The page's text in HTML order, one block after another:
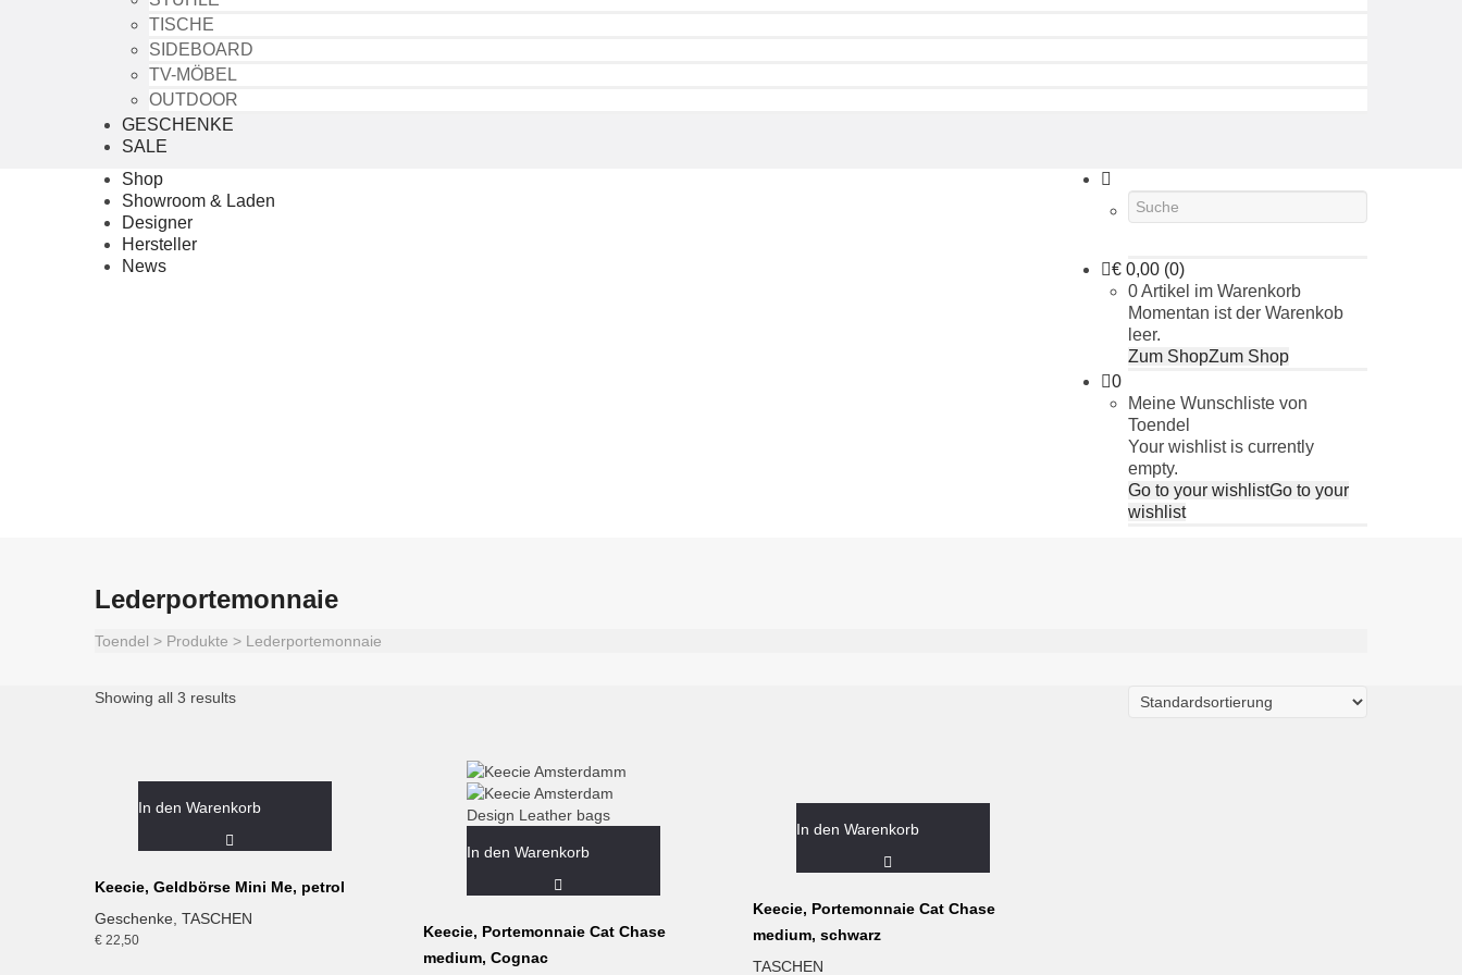
TISCHE
SIDEBOARD
TV-MÖBEL
OUTDOOR
GESCHENKE
SALE
Shop
Showroom & Laden
Designer
Hersteller
News
€ 0,00 (0)
0 Artikel im Warenkorb
Momentan ist der Warenkob
leer.
Zum ShopZum Shop
0
Meine Wunschliste von
Toendel
Your wishlist is currently
empty.
Go to your wishlistGo to your
wishlist
Lederportemonnaie
Toendel > Produkte > Lederportemonnaie
Showing all 3 results
In den Warenkorb
Keecie, Geldbörse Mini Me, petrol
Geschenke TASCHEN
€ 22,50
In den Warenkorb
Keecie, Portemonnaie Cat Chase
medium, Cognac
In den Warenkorb
Keecie, Portemonnaie Cat Chase
medium, schwarz
TASCHEN